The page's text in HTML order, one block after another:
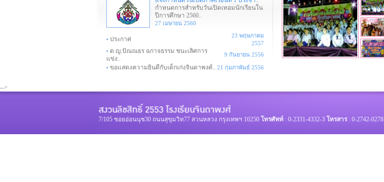
กำหนดการสำหรับวันเปิดเทอมนักเรียนใน
ปีการศึกษา 2560..
27 เมษายน 2560
• ประกาศ
23 พฤษภาคม
2557
• ด.ญ.ปัณณธร ฉกาจธรรม ชนะเลิศการ
แข่ง..
9 กันยายน 2556
• ขอแสดงความยินดีกับเด็กเก่งจินดาพงศ์.. 21 กุมภาพันธ์ 2556
-->
7/105 ซอยอ่อนนุช30 ถนนสุขุมวิท77 สวนหลวง กรุงเทพฯ 10250 โทรศัพท์ : 0-2331-4332-3 โทรสาร: 0-2742-0278